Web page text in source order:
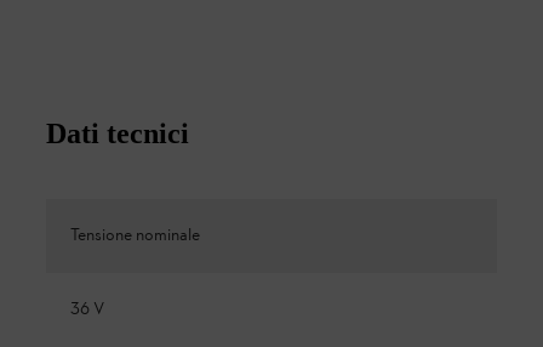
Dati tecnici
Tensione nominale
36 V